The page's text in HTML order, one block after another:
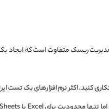
ریسک متفاوت است که ایجاد یک